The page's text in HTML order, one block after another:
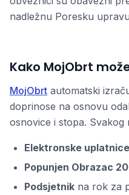
nadležnu Poresku
Kako MojObrt
MojObrt automatski
doprinose na osnovu
osnovice i stopa. Svakog
Elektronske uplatnice
Popunjen Obrazac
Podsjetnik na rok za